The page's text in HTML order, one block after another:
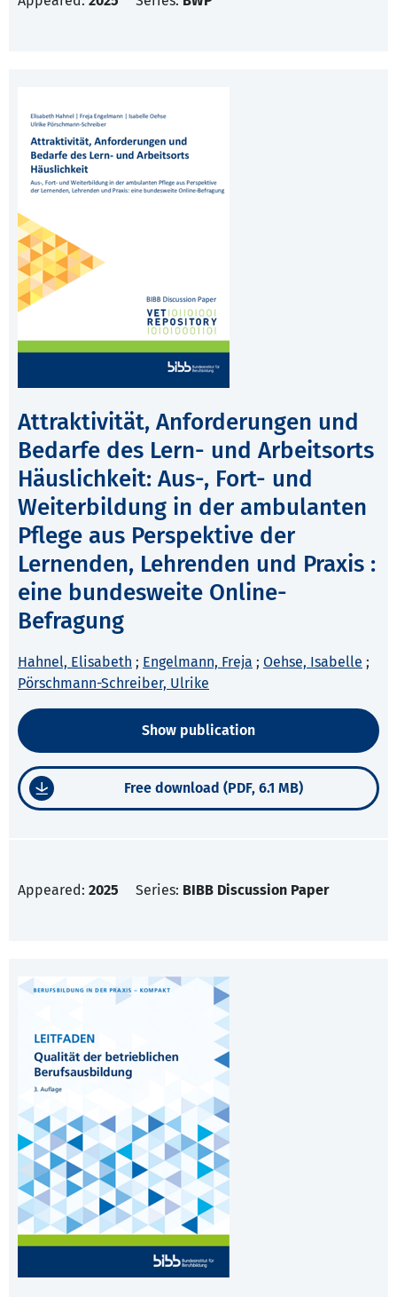
Attraktivität, Anforderungen und
Bedarfe des Lern- und Arbeitsorts
Häuslichkeit: Aus-, Fort- und
Weiterbildung in der ambulanten
Pflege aus Perspektive der
Lernenden, Lehrenden und Praxis :
eine bundesweite Online-
Befragung
Hahnel, Elisabeth ; Engelmann, Freja ; Oehse, Isabelle ;
Pörschmann-Schreiber, Ulrike
Show publication
Free download (PDF, 6.1 MB)
Appeared: 2025 Series: BIBB Discussion Paper